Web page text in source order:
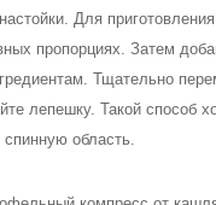
Для
пропорциях. Затем
Тщательно
лепешку. Такой способ
область.